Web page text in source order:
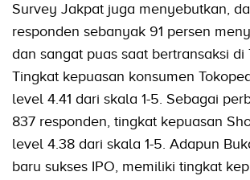
Survey Jakpat juga menyebutkan,
responden sebanyak 91 persen
dan sangat puas saat bertransaksi di
Tingkat kepuasan konsumen
level 4.41 dari skala 1-5. Sebagai
837 responden, tingkat kepuasan
level 4.38 dari skala 1-5. Adapun
baru sukses IPO, memiliki tingkat